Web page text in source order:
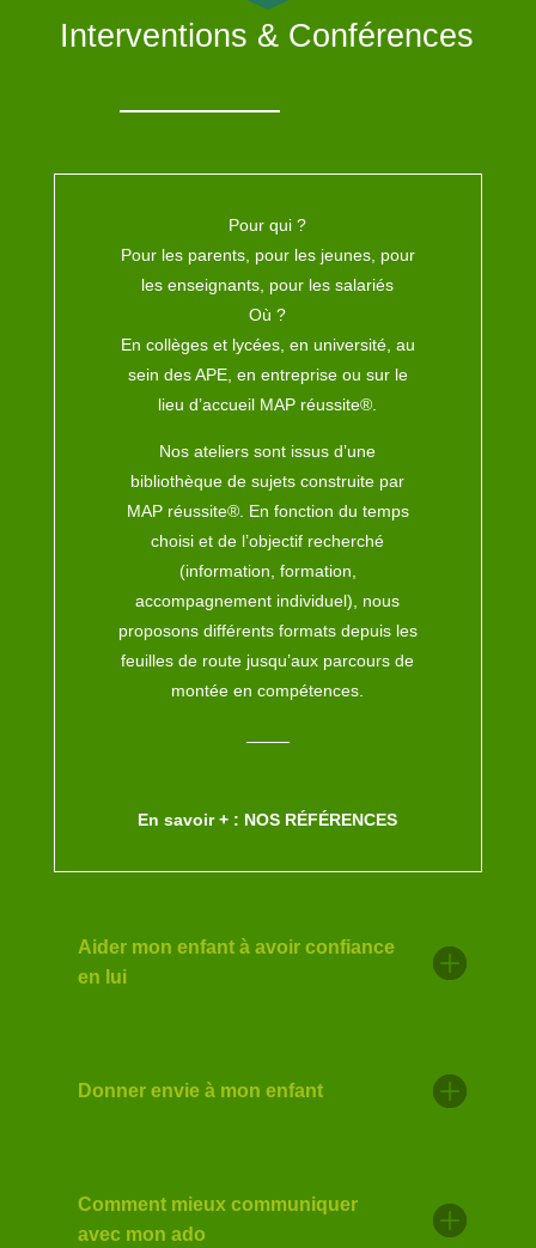
Interventions & Conférences
Pour qui ?
Pour les parents, pour les jeunes, pour
les enseignants, pour les salariés
Où ?
En collèges et lycées, en université, au
sein des APE, en entreprise ou sur le
lieu d’accueil MAP réussite®.
Nos ateliers sont issus d’une
bibliothèque de sujets construite par
MAP réussite®. En fonction du temps
choisi et de l’objectif recherché
(information, formation,
accompagnement individuel), nous
proposons différents formats depuis les
feuilles de route jusqu’aux parcours de
montée en compétences.
En savoir + : NOS RÉFÉRENCES
Aider mon enfant à avoir confiance
en lui
Donner envie à mon enfant
Comment mieux communiquer
avec mon ado